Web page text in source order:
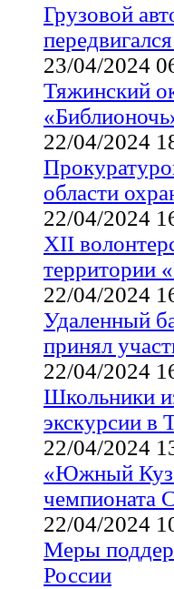
Грузовой
23/04/2024
Тяжинский
22/04/2024
области
22/04/2024
XII
территории
22/04/2024
Удаленный
принял
22/04/2024
Школьники
экскурсии в
22/04/2024
«Южный
чемпионата
22/04/2024
Меры
России